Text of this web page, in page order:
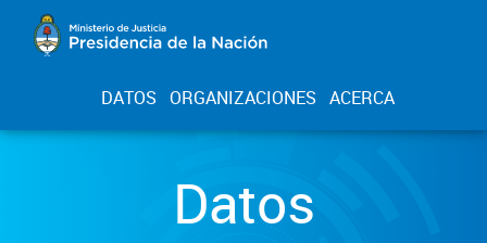
DATOS ORGANIZACIONES ACERCA
Datos